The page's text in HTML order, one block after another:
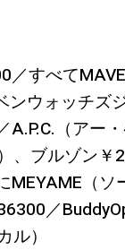
／すべて
ンウォッチズ
A.P.C.（アー
、ブルゾン￥
MEYAME（ソ
／
）